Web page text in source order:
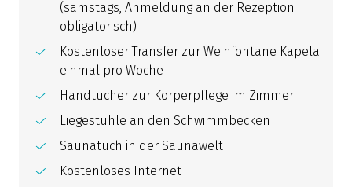
(samstags, Anmeldung an der Rezeption
obligatorisch)
Kostenloser Transfer zur Weinfontäne Kapela
einmal pro Woche
Handtücher zur Körperpflege im Zimmer
Liegestühle an den Schwimmbecken
Saunatuch in der Saunawelt
Kostenloses Internet